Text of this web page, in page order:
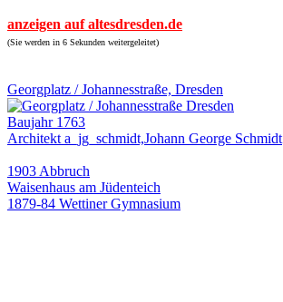
anzeigen auf altesdresden.de
(Sie werden in 6 Sekunden weitergeleitet)
Georgplatz / Johannesstraße, Dresden
Baujahr 1763
Architekt a_jg_schmidt,Johann George Schmidt
1903 Abbruch
Waisenhaus am Jüdenteich
1879-84 Wettiner Gymnasium